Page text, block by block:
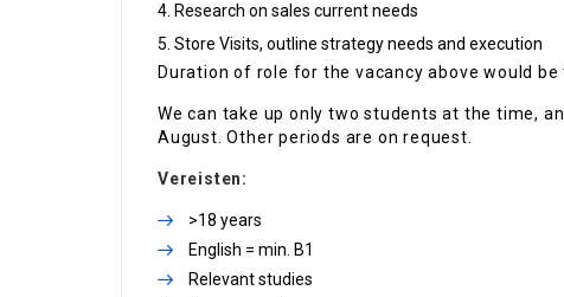
Research on sales current needs
Store Visits, outline strategy needs and execution
Duration of role for the vacancy above would
We can take up only two students at the time,
August. Other periods are on request.
Vereisten:
>18 years
English = min. B1
Relevant studies